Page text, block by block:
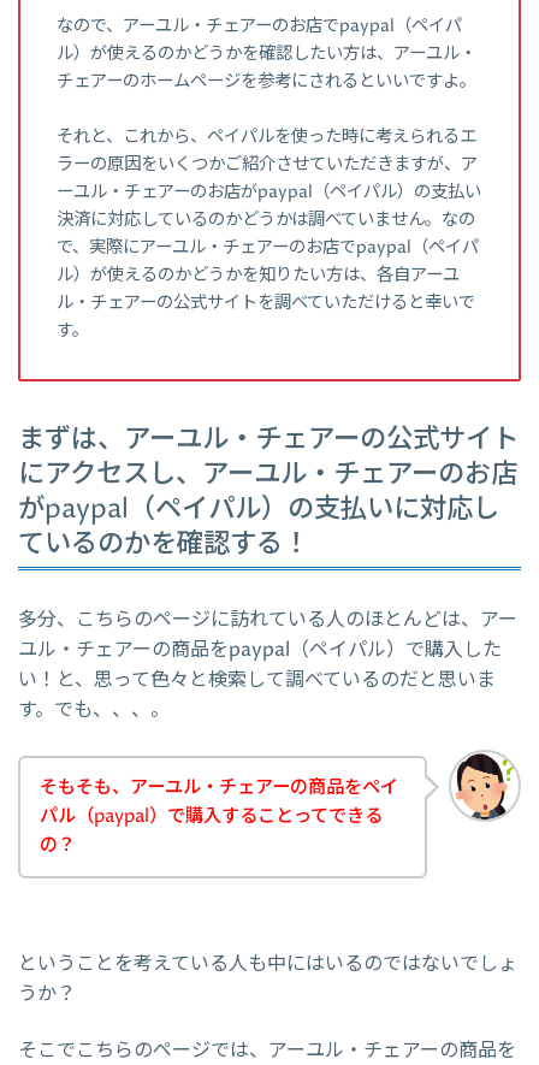
なので、アーユル・チェアーのお店でpaypal（ペイパ
ル）が使えるのかどうかを確認したい方は、アーユル・
チェアーのホームページを参考にされるといいですよ。
それと、これから、ペイパルを使った時に考えられるエ
ラーの原因をいくつかご紹介させていただきますが、ア
ーユル・チェアーのお店がpaypal（ペイパル）の支払い
決済に対応しているのかどうかは調べていません。なの
で、実際にアーユル・チェアーのお店でpaypal（ペイパ
ル）が使えるのかどうかを知りたい方は、各自アーユ
ル・チェアーの公式サイトを調べていただけると幸いで
す。
まずは、アーユル・チェアーの公式サイト
にアクセスし、アーユル・チェアーのお店
がpaypal（ペイパル）の支払いに対応し
ているのかを確認する！
多分、こちらのページに訪れている人のほとんどは、アー
ユル・チェアーの商品をpaypal（ペイパル）で購入した
い！と、思って色々と検索して調べているのだと思いま
す。でも、、、。
そもそも、アーユル・チェアーの商品をペイ
パル（paypal）で購入することってできる
の？
ということを考えている人も中にはいるのではないでしょ
うか？
そこでこちらのページでは、アーユル・チェアーの商品を